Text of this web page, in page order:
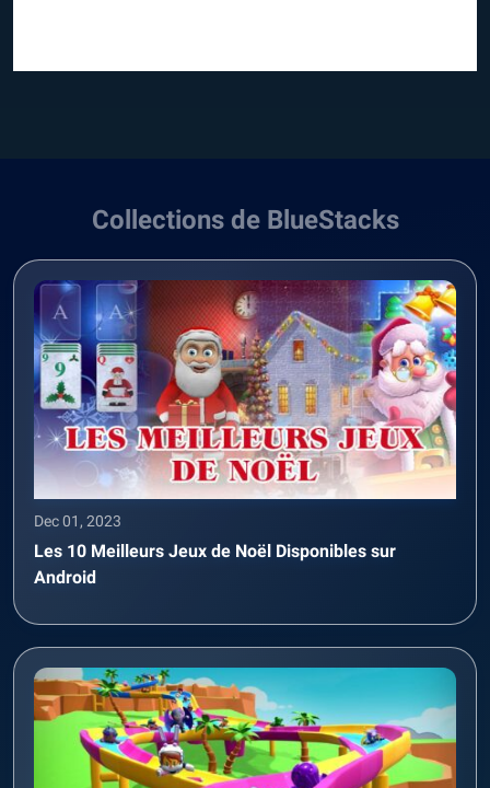
Collections de BlueStacks
Dec 01, 2023
Les 10 Meilleurs Jeux de Noël Disponibles sur
Android